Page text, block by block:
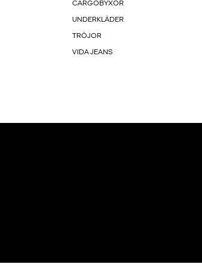
CARGOBYXOR
UNDERKLÄDER
TRÖJOR
VIDA JEANS